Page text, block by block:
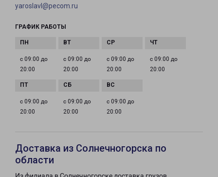
yaroslavl@pecom.ru
ГРАФИК РАБОТЫ
с 09:00 до
20:00
с 09:00 до
20:00
с 09:00 до
20:00
с 09:00 до
20:00
с 09:00 до
20:00
с 09:00 до
20:00
с 09:00 до
20:00
Доставка из Солнечногорска по
области